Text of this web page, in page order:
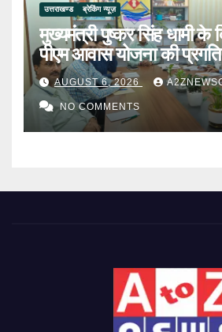
उत्तराखण्ड ब्रेकिंग न्यूज़
मुख्यमंत्री पुष्कर सिंह धामी के
पीएम आवास योजना की प्रगति
AUGUST 6, 2026
NO COMMENTS